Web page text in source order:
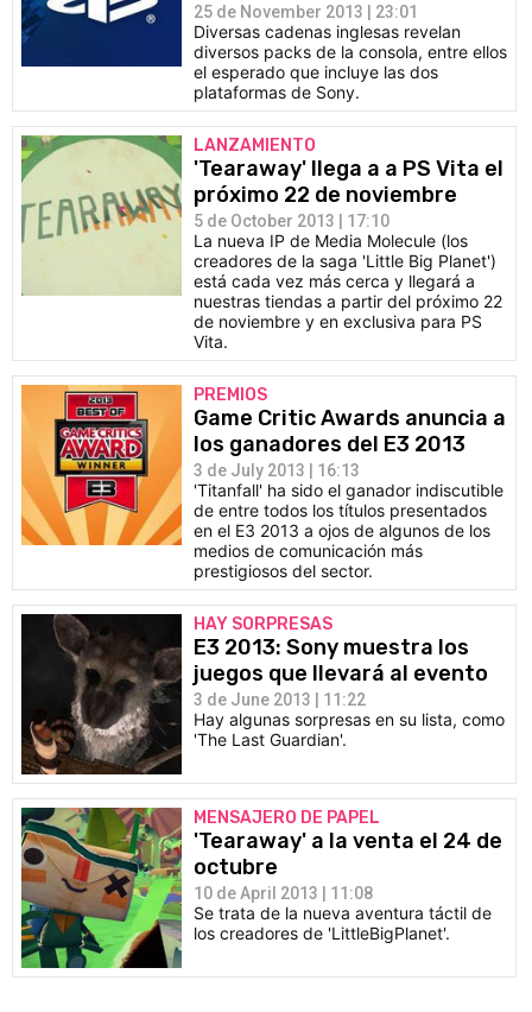
25 de November 2013 | 23:01
Diversas cadenas inglesas revelan
diversos packs de la consola, entre ellos
el esperado que incluye las dos
plataformas de Sony.
LANZAMIENTO
'Tearaway' llega a a PS Vita el
próximo 22 de noviembre
5 de October 2013 | 17:10
La nueva IP de Media Molecule (los
creadores de la saga 'Little Big Planet')
está cada vez más cerca y llegará a
nuestras tiendas a partir del próximo 22
de noviembre y en exclusiva para PS
Vita.
PREMIOS
Game Critic Awards anuncia a
los ganadores del E3 2013
3 de July 2013 | 16:13
'Titanfall' ha sido el ganador indiscutible
de entre todos los títulos presentados
en el E3 2013 a ojos de algunos de los
medios de comunicación más
prestigiosos del sector.
HAY SORPRESAS
E3 2013: Sony muestra los
juegos que llevará al evento
3 de June 2013 | 11:22
Hay algunas sorpresas en su lista, como
'The Last Guardian'.
MENSAJERO DE PAPEL
'Tearaway' a la venta el 24 de
octubre
10 de April 2013 | 11:08
Se trata de la nueva aventura táctil de
los creadores de 'LittleBigPlanet'.